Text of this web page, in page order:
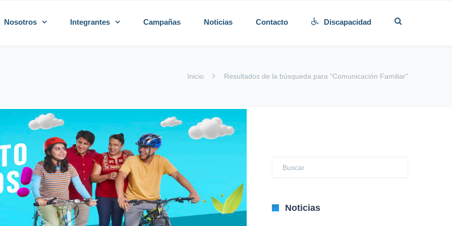
Nosotros Integrantes Campañas Noticias Contacto Discapacidad
Inicio Resultados de la búsqueda para "Comunicación Familiar"
Noticias